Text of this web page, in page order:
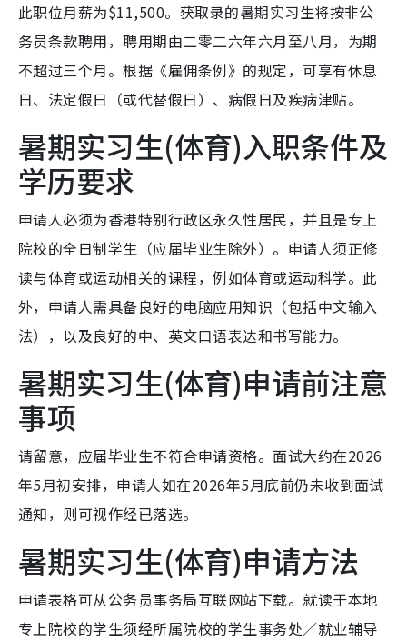
此职位月薪为$11,500。获取录的暑期实习生将按非公
务员条款聘用，聘用期由二零二六年六月至八月，为期
不超过三个月。根据《雇佣条例》的规定，可享有休息
日、法定假日（或代替假日）、病假日及疾病津贴。
暑期实习生(体育)入职条件及
学历要求
申请人必须为香港特别行政区永久性居民，并且是专上
院校的全日制学生（应届毕业生除外）。申请人须正修
读与体育或运动相关的课程，例如体育或运动科学。此
外，申请人需具备良好的电脑应用知识（包括中文输入
法），以及良好的中、英文口语表达和书写能力。
暑期实习生(体育)申请前注意
事项
请留意，应届毕业生不符合申请资格。面试大约在2026
年5月初安排，申请人如在2026年5月底前仍未收到面试
通知，则可视作经已落选。
暑期实习生(体育)申请方法
申请表格可从公务员事务局互联网站下载。就读于本地
专上院校的学生须经所属院校的学生事务处／就业辅导